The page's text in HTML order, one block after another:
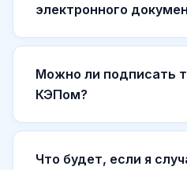
электронного
Можно ли подписать
КЭПом?
Что будет, если я